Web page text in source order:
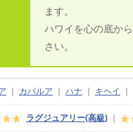
ます。
ハワイを心の底か
さい。
カパルア ハナ キヘイ
ラグジュアリー(高級)